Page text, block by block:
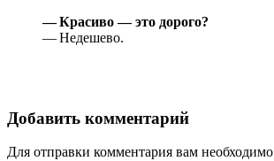
— Красиво — это дорого?
— Недешево.
Добавить комментарий
Для отправки комментария вам необходимо